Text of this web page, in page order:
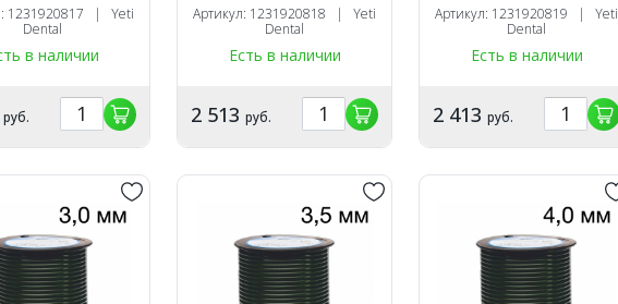
1231920817 | Yeti
Dental
в наличии
руб.
Артикул: 1231920818 | Yeti
Dental
Есть в наличии
2 513 руб.
Yeti
Артикул: 1231920819 | Yeti
Dental
Есть в наличии
2 413 руб.